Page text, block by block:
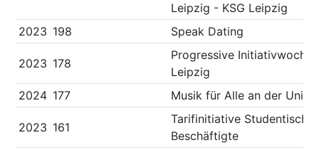
Leipzig - KSG Leipzig
2023 198 Speak Dating
2023 178
Progressive Initiativwochen
Leipzig
2024 177 Musik für Alle an der Uni
2023 161
Tarifinitiative Studentische
Beschäftigte